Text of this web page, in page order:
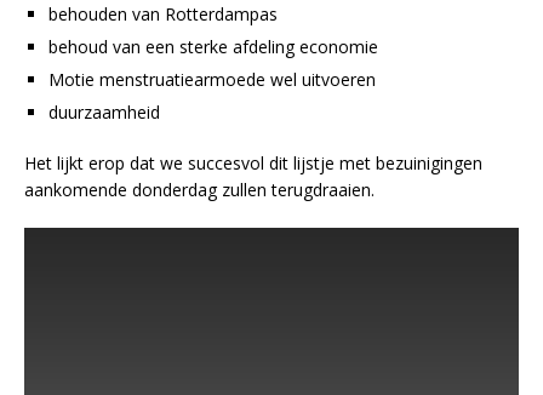
behouden van Rotterdampas
behoud van een sterke afdeling economie
Motie menstruatiearmoede wel uitvoeren
duurzaamheid
Het lijkt erop dat we succesvol dit lijstje met bezuinigingen
aankomende donderdag zullen terugdraaien.